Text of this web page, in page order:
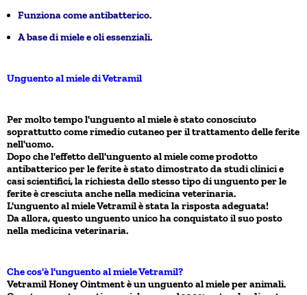
Funziona come antibatterico.
A base di miele e oli essenziali.
Unguento al miele di Vetramil
Per molto tempo l'unguento al miele è stato conosciuto
soprattutto come rimedio cutaneo per il trattamento delle ferite
nell'uomo.
Dopo che l'effetto dell'unguento al miele come prodotto
antibatterico per le ferite è stato dimostrato da studi clinici e
casi scientifici, la richiesta dello stesso tipo di unguento per le
ferite è cresciuta anche nella medicina veterinaria.
L'unguento al miele Vetramil è stata la risposta adeguata!
Da allora, questo unguento unico ha conquistato il suo posto
nella medicina veterinaria.
Che cos'è l'unguento al miele Vetramil?
Vetramil Honey Ointment è un unguento al miele per animali.